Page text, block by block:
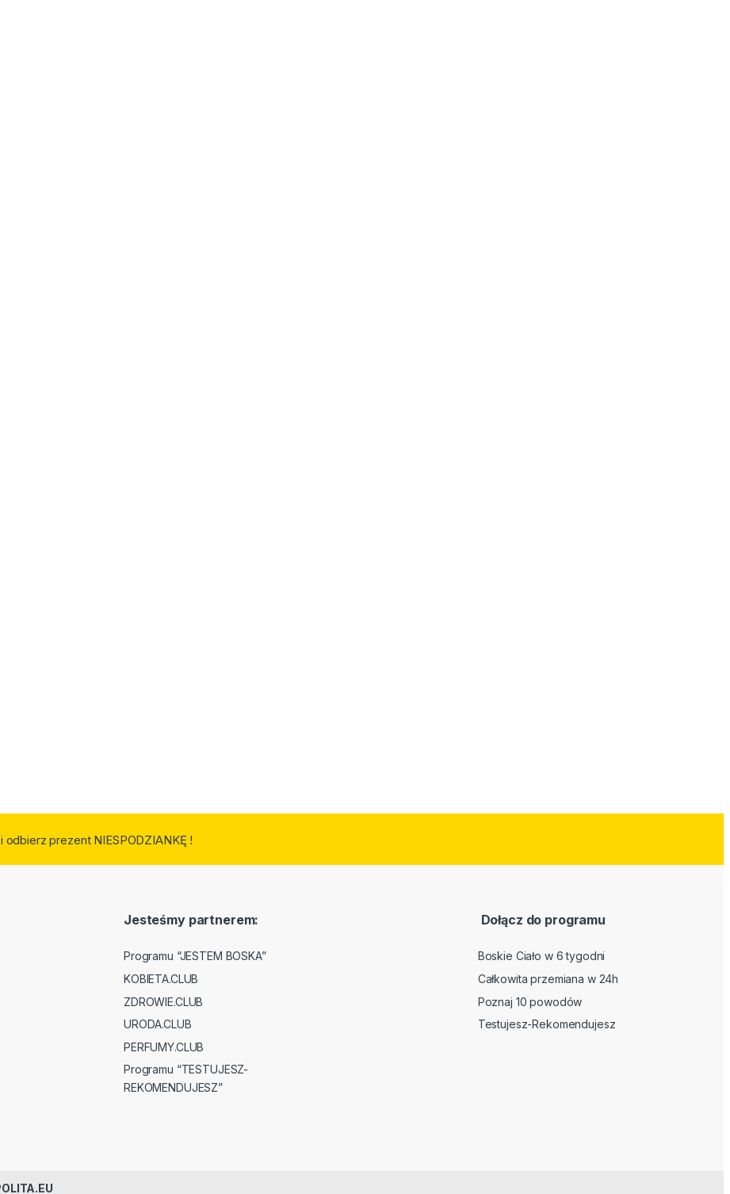
odbierz prezent NIESPODZIANKĘ !
Jesteśmy partnerem:
Programu “JESTEM BOSKA”
KOBIETA.CLUB
ZDROWIE.CLUB
URODA.CLUB
PERFUMY.CLUB
Programu “TESTUJESZ-
REKOMENDUJESZ”
Dołącz do programu
Boskie Ciało w 6 tygodni
Całkowita przemiana w 24h
Poznaj 10 powodów
Testujesz-Rekomendujesz